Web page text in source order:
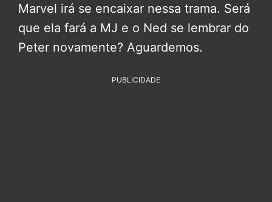
Marvel irá se encaixar nessa trama. Será
que ela fará a MJ e o Ned se lembrar do
Peter novamente? Aguardemos.
PUBLICIDADE